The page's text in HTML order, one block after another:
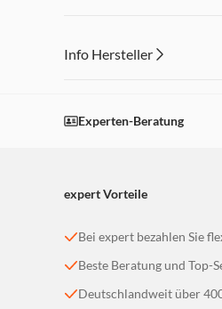
Info Hersteller
Einstellungen anpassen
Experten-Beratung
expert Vorteile
Bei expert bezahlen Sie
Beste Beratung und Top-
Deutschlandweit über